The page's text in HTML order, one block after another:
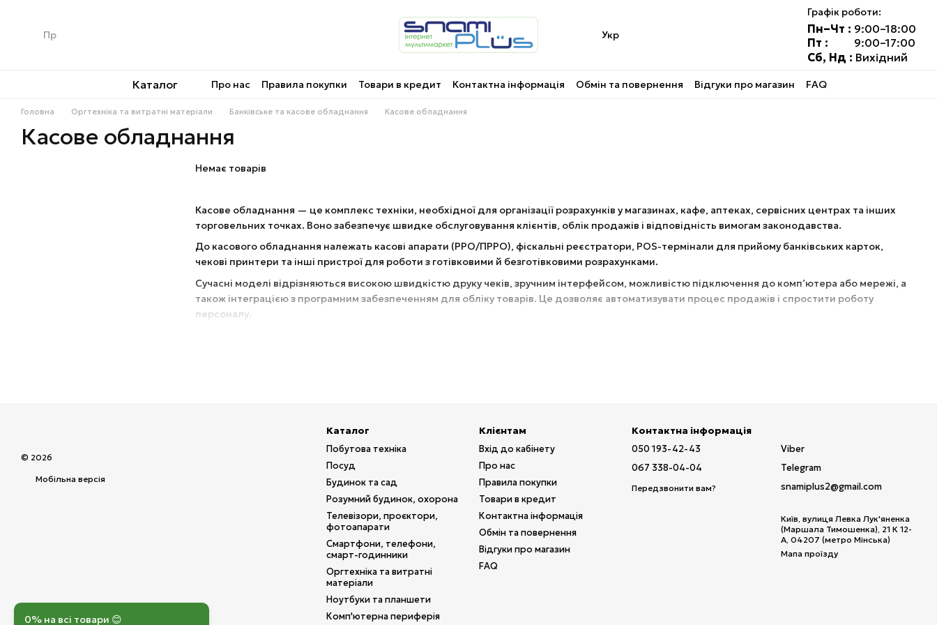
Укр
Графік роботи:
Пн–Чт : 9:00–18:00
Пт :
9:00–17:00
Сб, Нд : Вихідний
Каталог
Про нас Правила покупки Товари в кредит Контактна інформація Обмін та повернення Відгуки про магазин FAQ
Головна Оргтехніка та витратні матеріали Банківське та касове обладнання Касове обладнання
Касове обладнання
Касове обладнання — це комплекс техніки, необхідної для організації розрахунків у магазинах, кафе, аптеках, сервісних центрах та інших
торговельних точках. Воно забезпечує швидке обслуговування клієнтів, облік продажів і відповідність вимогам законодавства.
До касового обладнання належать касові апарати (РРО/ПРРО), фіскальні реєстратори, POS-термінали для прийому банківських карток,
чекові принтери та інші пристрої для роботи з готівковими й безготівковими розрахунками.
Сучасні моделі відрізняються високою швидкістю друку чеків, зручним інтерфейсом, можливістю підключення до комп’ютера або мережі, а
також інтеграцією з програмним забезпеченням для обліку товарів. Це дозволяє автоматизувати процес продажів і спростити роботу
персоналу.
Немає товарів
© 2026
Мобільна версія
Каталог
Побутова техніка
Посуд
Будинок та сад
Розумний будинок, охорона
Телевізори, проєктори,
фотоапарати
Смартфони, телефони,
смарт-годинники
Оргтехніка та витратні
матеріали
Ноутбуки та планшети
Комп'ютерна периферія
Клієнтам
Вхід до кабінету
Про нас
Правила покупки
Товари в кредит
Контактна інформація
Обмін та повернення
Відгуки про магазин
FAQ
Контактна інформація
050 193-42-43
067 338-04-04
Передзвонити вам?
Viber
Telegram
snamiplus2@gmail.com
Київ, вулиця Левка Лук'яненка
(Маршала Тимошенка), 21 К 12-
А, 04207 (метро Мінська)
Мапа проїзду
0% на всі товари 😊